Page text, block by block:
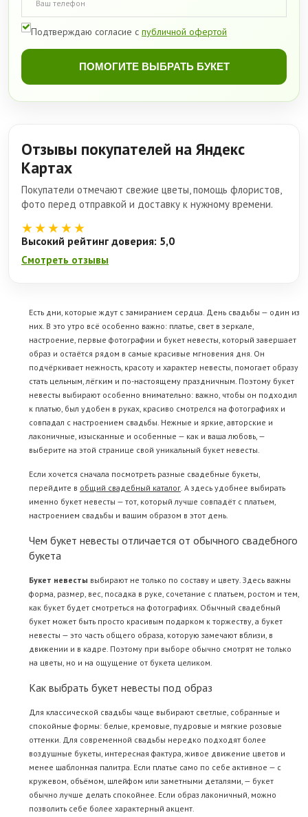
Подтверждаю согласие с публичной офертой
ПОМОГИТЕ ВЫБРАТЬ БУКЕТ
Отзывы покупателей на Яндекс
Картах
Покупатели отмечают свежие цветы, помощь флористов,
фото перед отправкой и доставку к нужному времени.
★★★★★
Высокий рейтинг доверия: 5,0
Смотреть отзывы
Есть дни, которые ждут с замиранием сердца. День свадьбы — один из
них. В это утро всё особенно важно: платье, свет в зеркале,
настроение, первые фотографии и букет невесты, который завершает
образ и остаётся рядом в самые красивые мгновения дня. Он
подчёркивает нежность, красоту и характер невесты, помогает образу
стать цельным, лёгким и по-настоящему праздничным. Поэтому букет
невесты выбирают особенно внимательно: важно, чтобы он подходил
к платью, был удобен в руках, красиво смотрелся на фотографиях и
совпадал с настроением свадьбы. Нежные и яркие, авторские и
лаконичные, изысканные и особенные — как и ваша любовь, —
выберите на этой странице свой уникальный букет невесты.
Если хочется сначала посмотреть разные свадебные букеты,
перейдите в общий свадебный каталог . А здесь удобнее выбирать
именно букет невесты — тот, который лучше совпадёт с платьем,
настроением свадьбы и вашим образом в этот день.
Чем букет невесты отличается от обычного свадебного
букета
Букет невесты выбирают не только по составу и цвету. Здесь важны
форма, размер, вес, посадка в руке, сочетание с платьем, ростом и тем,
как букет будет смотреться на фотографиях. Обычный свадебный
букет может быть просто красивым подарком к торжеству, а букет
невесты — это часть общего образа, которую замечают вблизи, в
движении и в кадре. Поэтому при выборе обычно смотрят не только
на цветы, но и на ощущение от букета целиком.
Как выбрать букет невесты под образ
Для классической свадьбы чаще выбирают светлые, собранные и
спокойные формы: белые, кремовые, пудровые и мягкие розовые
оттенки. Для современной свадьбы нередко подходят более
воздушные букеты, интересная фактура, живое движение цветов и
менее шаблонная палитра. Если платье само по себе активное — с
кружевом, объёмом, шлейфом или заметными деталями, — букет
обычно лучше делать спокойнее. Если образ лаконичный, можно
позволить себе более характерный акцент.